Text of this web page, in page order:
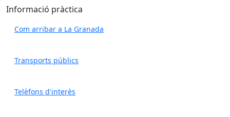
Informació pràctica
Com arribar a La Granada
Transports públics
Telèfons d'interès